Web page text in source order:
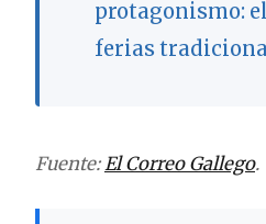
protagonismo:
ferias
Fuente:El Correo Gallego.